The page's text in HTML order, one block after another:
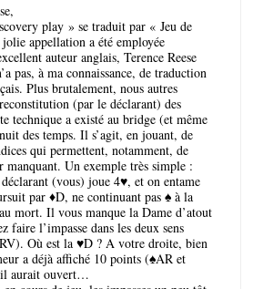
play » se traduit par « Jeu de
appellation a été employée
auteur anglais, Terence Reese
pas, à ma connaissance, de traduction
Plus brutalement, nous autres
(par le déclarant) des
technique a existé au bridge (et même
des temps. Il s’agit, en jouant, de
qui permettent, notamment, de
manquant. Un exemple très simple :
(vous) joue 4♥, et on entame
par ♦D, ne continuant pas ♠ à la
mort. Il vous manque la Dame d’atout
faire l’impasse dans les deux sens
Où est la ♥D ? A votre droite, bien
a déjà affiché 10 points (♠AR et
aurait ouvert…